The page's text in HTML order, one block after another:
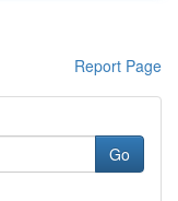
Report Page
Go